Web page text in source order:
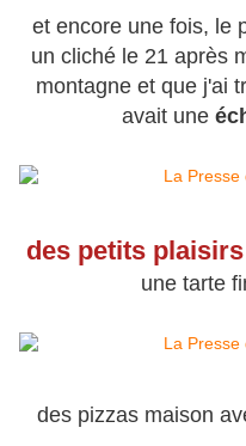
et encore une fois, le
un cliché le 21 après
montagne et que j'ai
avait une
des petits
une tarte
des pizzas maison